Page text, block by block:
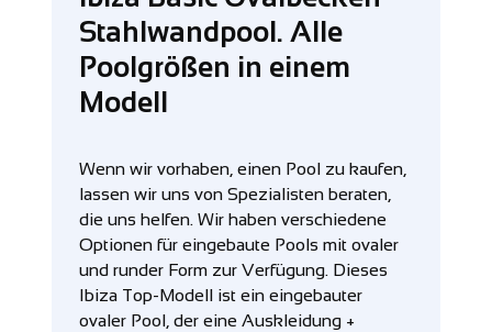
Stahlwandpool. Alle
Poolgrößen in einem
Modell
Wenn wir vorhaben, einen Pool zu kaufen,
lassen wir uns von Spezialisten beraten,
die uns helfen. Wir haben verschiedene
Optionen für eingebaute Pools mit ovaler
und runder Form zur Verfügung. Dieses
Ibiza Top-Modell ist ein eingebauter
ovaler Pool, der eine Auskleidung +